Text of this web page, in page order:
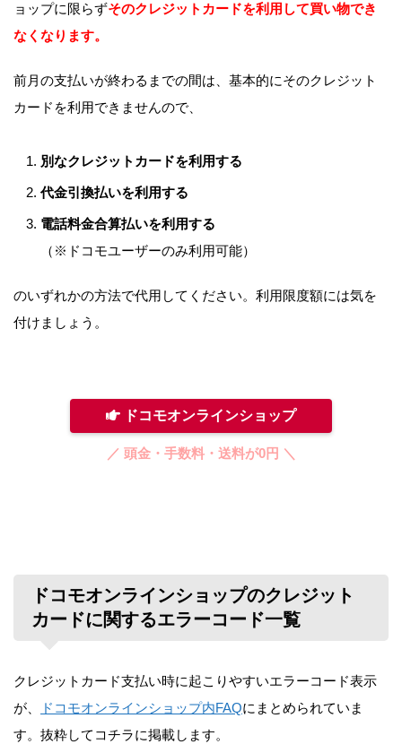
ョップに限らずそのクレジットカードを利用して買い物でき
なくなります。
前月の支払いが終わるまでの間は、基本的にそのクレジット
カードを利用できませんので、
別なクレジットカードを利用する
代金引換払いを利用する
電話料金合算払いを利用する
（※ドコモユーザーのみ利用可能）
のいずれかの方法で代用してください。利用限度額には気を
付けましょう。
ドコモオンラインショップ
／ 頭金・手数料・送料が0円 ＼
ドコモオンラインショップのクレジット
カードに関するエラーコード一覧
クレジットカード支払い時に起こりやすいエラーコード表示
が、
ドコモオンラインショップ内FAQにまとめられていま
す。抜粋してコチラに掲載します。